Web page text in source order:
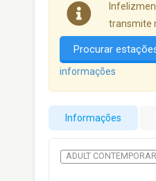
transmite
Procurar
informações
Informações
ADULT